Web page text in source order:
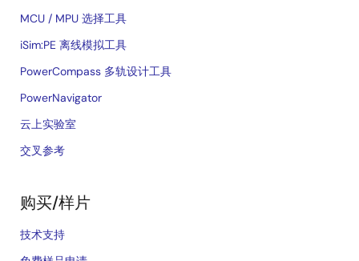
MCU / MPU 选择工具
iSim:PE 离线模拟工具
PowerCompass 多轨设计工具
PowerNavigator
云上实验室
交叉参考
购买/样片
技术支持